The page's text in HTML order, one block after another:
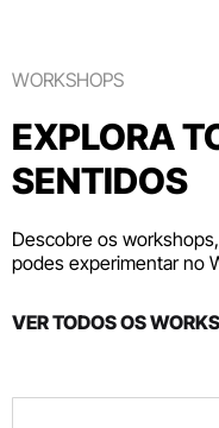
WORKSHOPS
EXPLORA
SENTIDOS
Descobre os
podes experimentar no
VER TODOS OS